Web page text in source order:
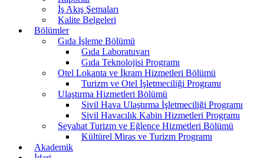
İş Akış Şemaları
Kalite Belgeleri
Bölümler
Gıda İşleme Bölümü
Gıda Laboratuvarı
Gıda Teknolojisi Programı
Otel Lokanta ve İkram Hizmetleri Bölümü
Turizm ve Otel İşletmeciliği Programı
Ulaştırma Hizmetleri Bölümü
Sivil Hava Ulaştırma İşletmeciliği Programı
Sivil Havacılık Kabin Hizmetleri Programı
Seyahat Turizm ve Eğlence Hizmetleri Bölümü
Kültürel Miras ve Turizm Programı
Akademik